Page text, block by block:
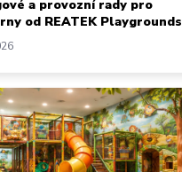
a provozní rady pro
od REATEK Playgrounds